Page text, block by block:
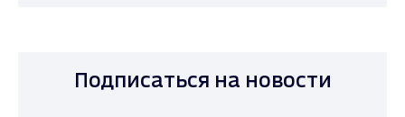
Подписаться на новости